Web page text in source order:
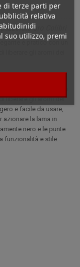
di terze parti per
relativa
suo utilizzo, premi
oro Colibri
e pratico con un
liberare gli aromi dei
e pratico con un
liberare gli aromi dei
e facile da usare,
azionare la lama in
nero e le punte
funzionalità e stile.